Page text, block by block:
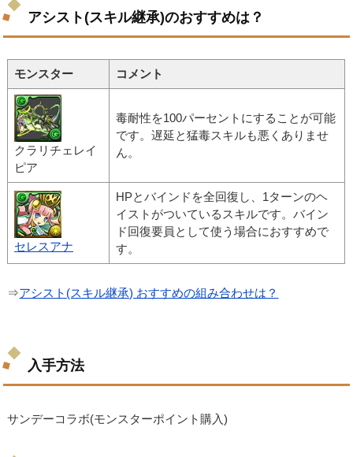
アシスト(スキル継承)のおすすめは？
モンスター コメント
クラリチェレイ
ピア
毒耐性を100パーセントにすることが可能
です。遅延と猛毒スキルも悪くありませ
ん。
セレスアナ
HPとバインドを全回復し、1ターンのヘ
イストがついているスキルです。バイン
ド回復要員として使う場合におすすめで
す。
⇒アシスト(スキル継承) おすすめの組み合わせは？
入手方法
サンデーコラボ(モンスターポイント購入)